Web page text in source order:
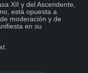
XII y del Ascendente,
está opuesta a
moderación y de
en su